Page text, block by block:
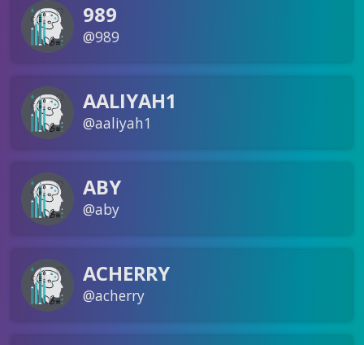
989
@989
AALIYAH1
@aaliyah1
ABY
@aby
ACHERRY
@acherry